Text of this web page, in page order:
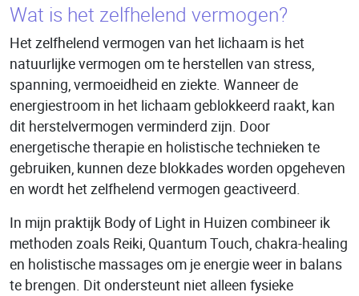
Wat is het zelfhelend vermogen?
Het zelfhelend vermogen van het lichaam is het
natuurlijke vermogen om te herstellen van stress,
spanning, vermoeidheid en ziekte. Wanneer de
energiestroom in het lichaam geblokkeerd raakt, kan
dit herstelvermogen verminderd zijn. Door
energetische therapie en holistische technieken te
gebruiken, kunnen deze blokkades worden opgeheven
en wordt het zelfhelend vermogen geactiveerd.
In mijn praktijk Body of Light in Huizen combineer ik
methoden zoals Reiki, Quantum Touch, chakra-healing
en holistische massages om je energie weer in balans
te brengen. Dit ondersteunt niet alleen fysieke